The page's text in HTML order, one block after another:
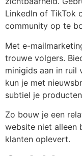
LinkedIn of TikTok
community op te
Met e-
trouwe volgers.
minigids aan in ruil
kun je met
subtiel je
Zo bouw je een
website niet alleen
klanten oplevert.